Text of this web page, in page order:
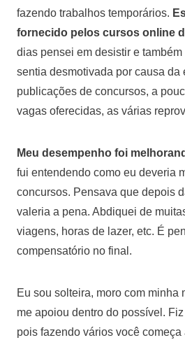
fazendo trabalhos temporários.
fornecido pelos cursos online
dias pensei em desistir e
sentia desmotivada por causa da
publicações de concursos, a
vagas oferecidas, as várias
Meu desempenho foi
fui entendendo como eu deveria
concursos. Pensava que depois
valeria a pena. Abdiquei de
viagens, horas de lazer, etc. É
compensatório no final.
Eu sou solteira, moro com minha
me apoiou dentro do possível.
pois fazendo vários você